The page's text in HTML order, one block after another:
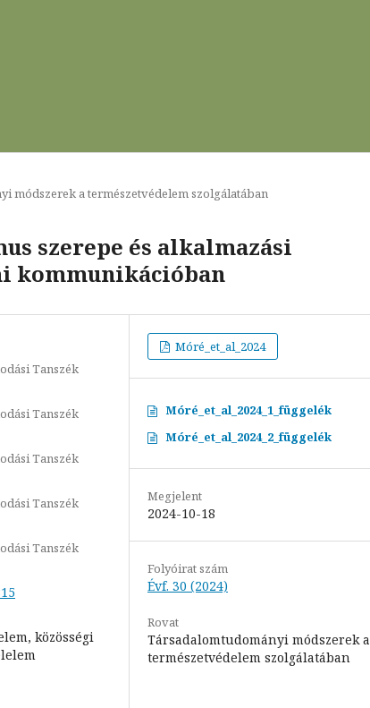
módszerek a természetvédelem szolgálatában
szerepe és alkalmazási
kommunikációban
Tanszék
Tanszék
Tanszék
Tanszék
Tanszék
közösségi
Móré_et_al_2024
Móré_et_al_2024_1_függelék
Móré_et_al_2024_2_függelék
Megjelent
2024-10-18
Folyóirat szám
Évf. 30 (2024)
Rovat
Társadalomtudományi módszerek a
természetvédelem szolgálatában